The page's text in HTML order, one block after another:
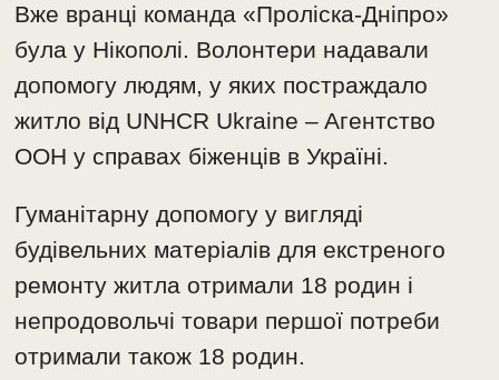
Вже вранці команда «Проліска-Дніпро»
була у Нікополі. Волонтери надавали
допомогу людям, у яких постраждало
житло від UNHCR Ukraine – Aгентство
ООН у справах біженців в Україні.
Гуманітарну допомогу у вигляді
будівельних матеріалів для екстреного
ремонту житла отримали 18 родин і
непродовольчі товари першої потреби
отримали також 18 родин.